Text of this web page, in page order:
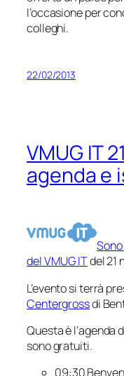
l’occasione per
colleghi.
22/02/2013
VMUG IT
agenda e
del VMUG ITdel 21
L’evento si terrà
Centergrossdi
Questa è
sono gratuiti.
09:30